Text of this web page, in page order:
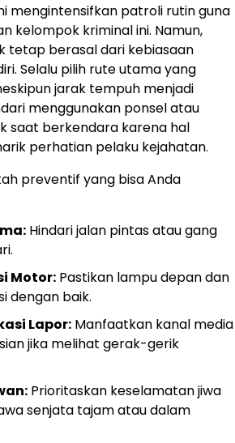
mengintensifkan patroli rutin guna
kelompok kriminal ini. Namun,
tetap berasal dari kebiasaan
Selalu pilih rute utama yang
jarak tempuh menjadi
menggunakan ponsel atau
saat berkendara karena hal
perhatian pelaku kejahatan.
preventif yang bisa Anda
Hindari jalan pintas atau gang
Motor: Pastikan lampu depan dan
dengan baik.
Lapor: Manfaatkan kanal media
jika melihat gerak-gerik
Prioritaskan keselamatan jiwa
senjata tajam atau dalam